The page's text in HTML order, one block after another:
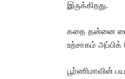
இருக்கிறது.
கதை தன்னை
உற்சாகம் அப்பிக்
பூர்ணிமாவின்